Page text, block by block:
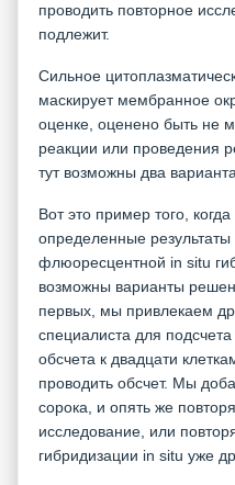
проводить повторное
подлежит.
Сильное
маскирует мембранное
оценке, оценено быть не
реакции или проведения
тут возможны два варианта.
Вот это пример того,
определенные
флюоресцентной in situ
возможны варианты
первых, мы привлекаем
специалиста для
обсчета к двадцати
проводить обсчет. Мы
сорока, и опять же
исследование, или
гибридизации in situ уже